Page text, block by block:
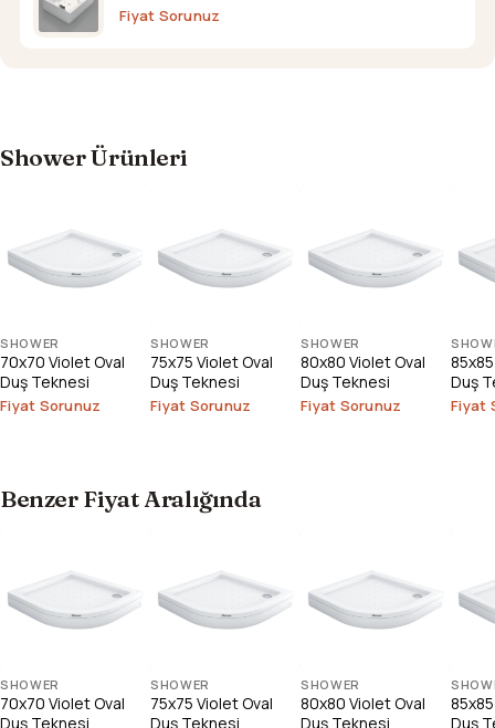
Fiyat Sorunuz
Shower Ürünleri
SHOWER
70x70 Violet Oval
Duş Teknesi
Fiyat Sorunuz
SHOWER
75x75 Violet Oval
Duş Teknesi
Fiyat Sorunuz
SHOWER
80x80 Violet Oval
Duş Teknesi
Fiyat Sorunuz
Duş
Fiyat
Benzer Fiyat Aralığında
SHOWER
70x70 Violet Oval
Duş Teknesi
SHOWER
75x75 Violet Oval
Duş Teknesi
SHOWER
80x80 Violet Oval
Duş Teknesi
Duş